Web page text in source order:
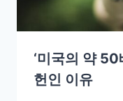
‘미국의 약 50
헌인 이유